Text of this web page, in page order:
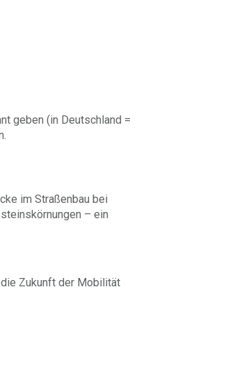
geben (in Deutschland =
im Straßenbau bei
– ein
Zukunft der Mobilität